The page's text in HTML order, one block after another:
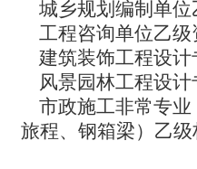
城乡规划编制单位
工程咨询单位乙级
建筑装饰工程设计
风景园林工程设计
市政施工非常专业
旅程、钢箱梁）乙